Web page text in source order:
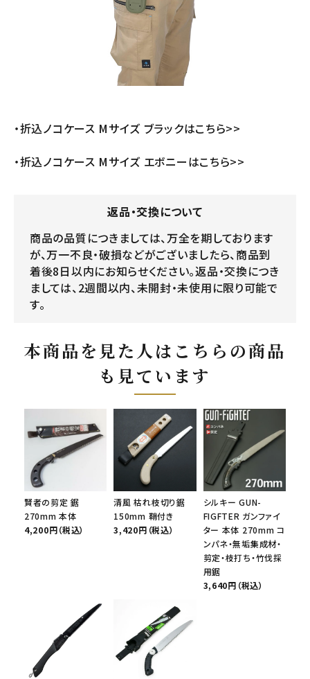
・折込ノコケース Mサイズ ブラックはこちら>>
・折込ノコケース Mサイズ エボニーはこちら>>
返品・交換について
商品の品質につきましては、万全を期しております
が、万一不良・破損などがございましたら、商品到
着後8日以内にお知らせください。返品・交換につき
ましては、2週間以内、未開封・未使用に限り可能で
す。
本商品を見た人はこちらの商品
も見ています
賢者の剪定 鋸
270mm 本体
4,200円（税込）
清風 枯れ枝切り鋸
150mm 鞘付き
3,420円（税込）
シルキー GUN-
FIGFTER ガンファイ
ター 本体 270mm コ
ンパネ・無垢集成材・
剪定・枝打ち・竹伐採
用鋸
3,640円（税込）